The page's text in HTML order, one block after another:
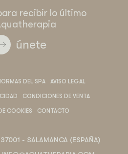
recibir lo último
únete
DEL SPA AVISO LEGAL
CONDICIONES DE VENTA
COOKIES CONTACTO
- SALAMANCA (ESPAÑA)